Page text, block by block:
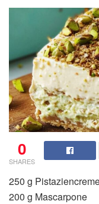
0
SHARES
250 g
200 g Mascarpone